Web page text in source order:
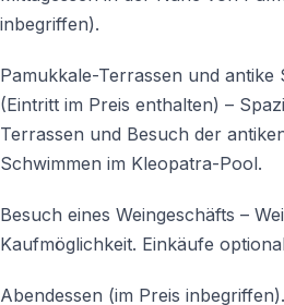
inbegriffen).
Pamukkale-Terrassen und antike
(Eintritt im Preis enthalten) –
Terrassen und Besuch der
Schwimmen im Kleopatra-Pool.
Besuch eines Weingeschäfts –
Kaufmöglichkeit. Einkäufe
Abendessen (im Preis inbegriffen).